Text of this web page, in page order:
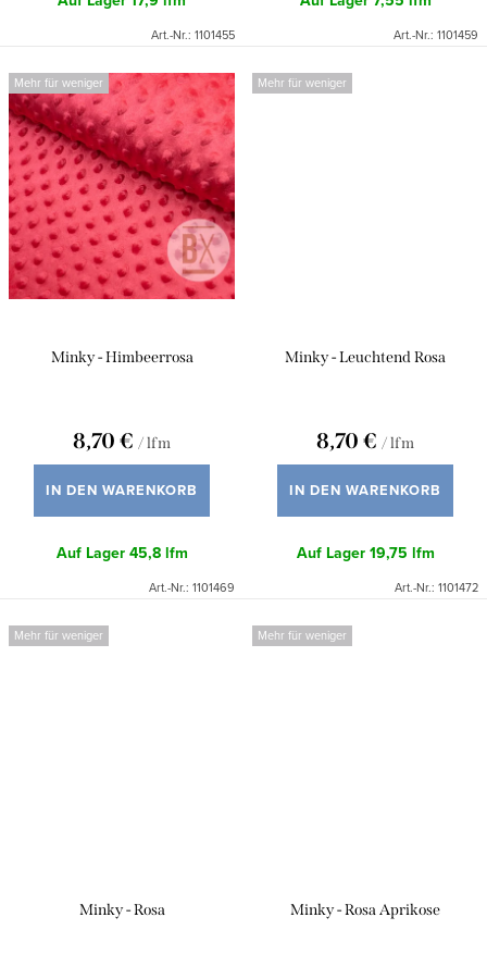
Art.-Nr.: 1101455 Art.-Nr.: 1101459
Mehr für weniger
Minky - Himbeerrosa
8,70 € / lfm
IN DEN WARENKORB
Auf Lager45,8 lfm
Art.-Nr.: 1101469
Mehr für weniger
Minky - Leuchtend Rosa
8,70 € / lfm
IN DEN WARENKORB
Auf Lager19,75 lfm
Art.-Nr.: 1101472
Mehr für weniger
Minky - Rosa
Mehr für weniger
Minky - Rosa Aprikose